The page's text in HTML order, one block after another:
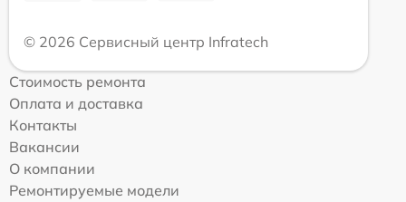
© 2026 Сервисный центр Infratech
Стоимость ремонта
Оплата и доставка
Контакты
Вакансии
О компании
Ремонтируемые модели